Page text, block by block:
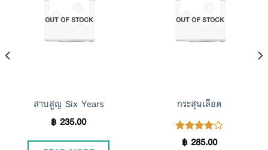
OUT OF STOCK
สาบสูญ Six Years
฿235.00
OUT OF STOCK
กระสุนเลือด
Rated4.00
฿285.00